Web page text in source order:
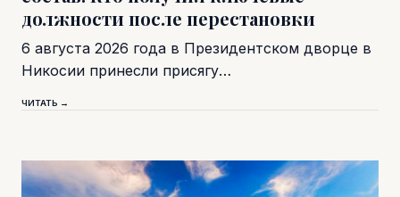
должности после перестановки
6 августа 2026 года в Президентском дворце в
Никосии принесли присягу…
ЧИТАТЬ →